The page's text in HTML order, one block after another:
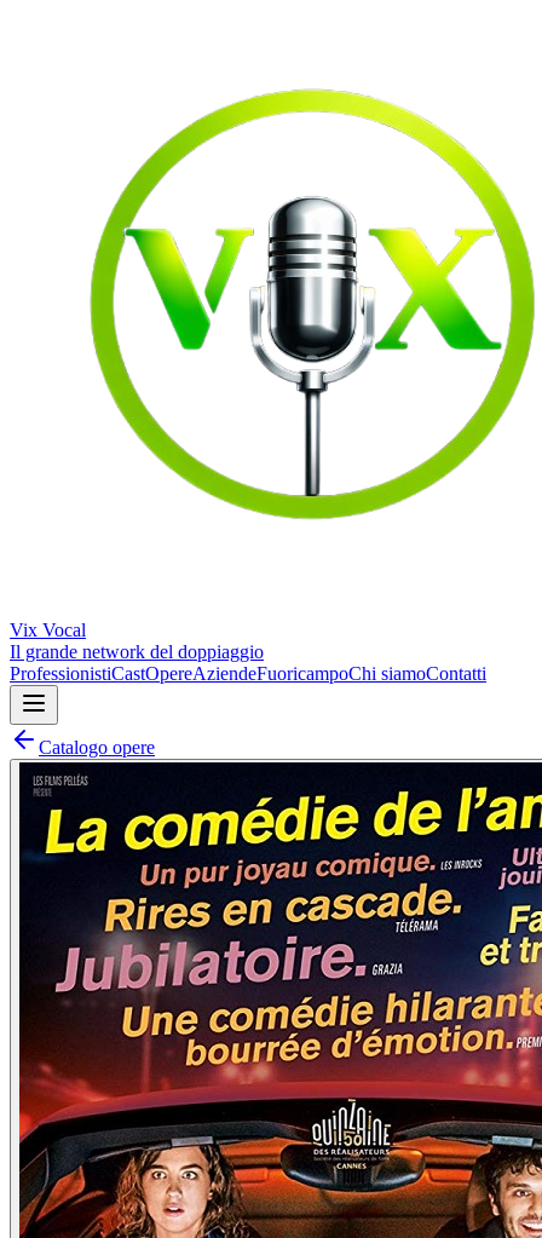
Vix Vocal
Il grande network del doppiaggio
ProfessionistiCastOpereAziendeFuoricampoChi siamoContatti
Catalogo opere